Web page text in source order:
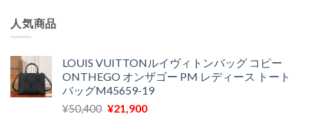
¥29,300
で
し
た。
は
¥11,500
で
す。
人気商品
LOUIS VUITTONルイヴィトンバッグ コピー
ONTHEGO オンザゴー PM レディース トート
バッグM45659-19
¥50,400 元
¥21,900現